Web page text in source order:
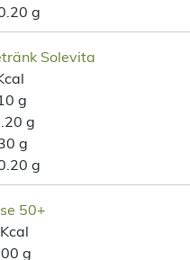
g
Solevita
g
g
g
g
50+
g